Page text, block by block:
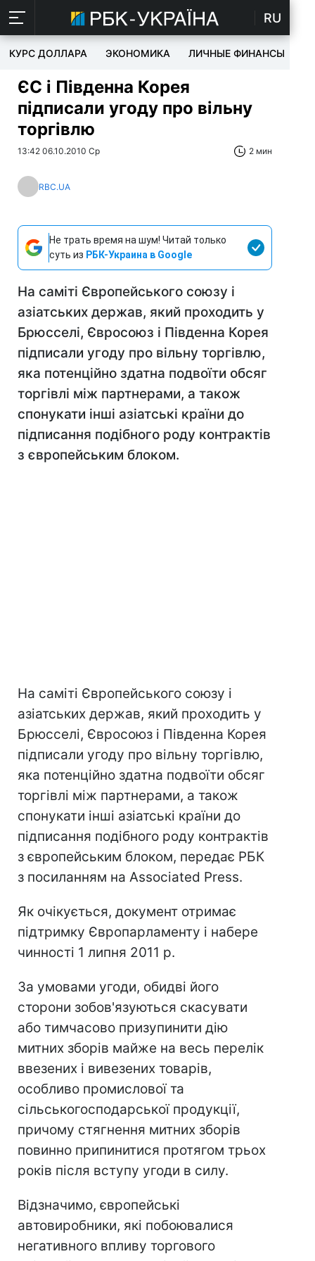
RU
КУРС ДОЛЛАРА ЭКОНОМИКА ЛИЧНЫЕ ФИНАНСЫ
ЄС і Південна Корея
підписали угоду про вільну
торгівлю
13:42 06.10.2010 Ср 2 мин
RBC.UA
Не трать время на шум! Читай только
суть из РБК-Украина в Google
На саміті Європейського союзу і
азіатських держав, який проходить у
Брюсселі, Євросоюз і Південна Корея
підписали угоду про вільну торгівлю,
яка потенційно здатна подвоїти обсяг
торгівлі між партнерами, а також
спонукати інші азіатські країни до
підписання подібного роду контрактів
з європейським блоком.
На саміті Європейського союзу і
азіатських держав, який проходить у
Брюсселі, Євросоюз і Південна Корея
підписали угоду про вільну торгівлю,
яка потенційно здатна подвоїти обсяг
торгівлі між партнерами, а також
спонукати інші азіатські країни до
підписання подібного роду контрактів
з європейським блоком, передає РБК
з посиланням на Associated Press.
Як очікується, документ отримає
підтримку Європарламенту і набере
чинності 1 липня 2011 р.
За умовами угоди, обидві його
сторони зобов'язуються скасувати
або тимчасово призупинити дію
митних зборів майже на весь перелік
ввезених і вивезених товарів,
особливо промислової та
сільськогосподарської продукції,
причому стягнення митних зборів
повинно припинитися протягом трьох
років після вступу угоди в силу.
Відзначимо, європейські
автовиробники, які побоювалися
негативного впливу торгового